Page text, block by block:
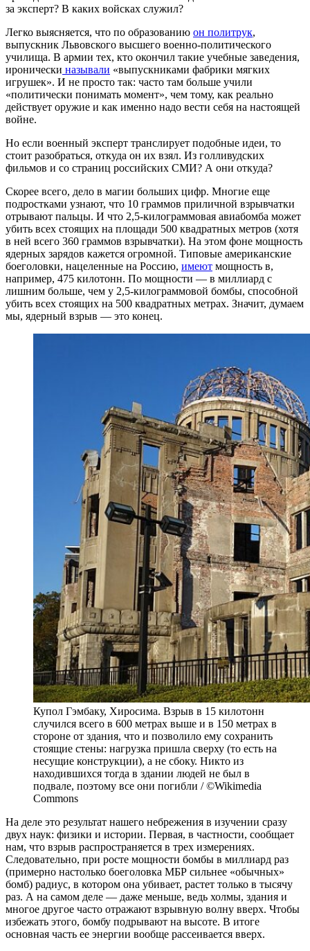
за эксперт? В каких войсках служил?
Легко выясняется, что по образованию он политрук,
выпускник Львовского высшего военно-политического
училища. В армии тех, кто окончил такие учебные заведения,
иронически называли «выпускниками фабрики мягких
игрушек». И не просто так: часто там больше учили
«политически понимать момент», чем тому, как реально
действует оружие и как именно надо вести себя на настоящей
войне.
Но если военный эксперт транслирует подобные идеи, то
стоит разобраться, откуда он их взял. Из голливудских
фильмов и со страниц российских СМИ? А они откуда?
Скорее всего, дело в магии больших цифр. Многие еще
подростками узнают, что 10 граммов приличной взрывчатки
отрывают пальцы. И что 2,5-килограммовая авиабомба может
убить всех стоящих на площади 500 квадратных метров (хотя
в ней всего 360 граммов взрывчатки). На этом фоне мощность
ядерных зарядов кажется огромной. Типовые американские
боеголовки, нацеленные на Россию, имеют мощность в,
например, 475 килотонн. По мощности — в миллиард с
лишним больше, чем у 2,5-килограммовой бомбы, способной
убить всех стоящих на 500 квадратных метрах. Значит, думаем
мы, ядерный взрыв — это конец.
Купол Гэмбаку, Хиросима. Взрыв в 15 килотонн
случился всего в 600 метрах выше и в 150 метрах в
стороне от здания, что и позволило ему сохранить
стоящие стены: нагрузка пришла сверху (то есть на
несущие конструкции), а не сбоку. Никто из
находившихся тогда в здании людей не был в
подвале, поэтому все они погибли / ©Wikimedia
Commons
На деле это результат нашего небрежения в изучении сразу
двух наук: физики и истории. Первая, в частности, сообщает
нам, что взрыв распространяется в трех измерениях.
Следовательно, при росте мощности бомбы в миллиард раз
(примерно настолько боеголовка МБР сильнее «обычных»
бомб) радиус, в котором она убивает, растет только в тысячу
раз. А на самом деле — даже меньше, ведь холмы, здания и
многое другое часто отражают взрывную волну вверх. Чтобы
избежать этого, бомбу подрывают на высоте. В итоге
основная часть ее энергии вообще рассеивается вверх.